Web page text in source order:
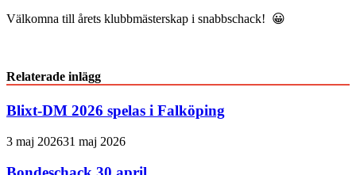
Välkomna till årets klubbmästerskap i snabbschack! 😀
Relaterade inlägg
Blixt-DM 2026 spelas i Falköping
3 maj 202631 maj 2026